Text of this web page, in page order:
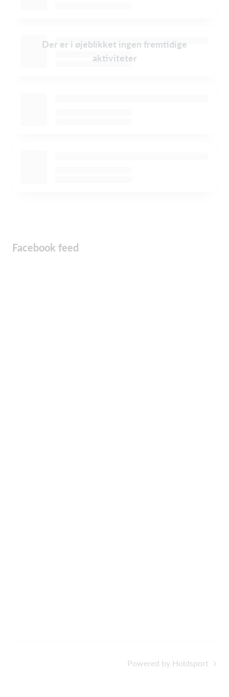
Der er i øjeblikket ingen fremtidige
aktiviteter
Facebook feed
Powered by Holdsport